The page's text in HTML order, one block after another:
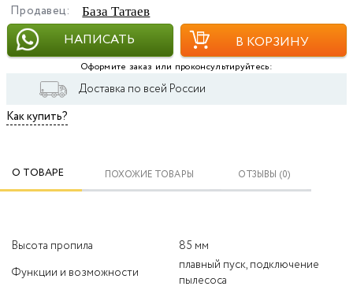
Продавец: База Татаев
НАПИСАТЬ В КОРЗИНУ
Оформите заказ или проконсультируйтесь:
Доставка по всей России
Как купить?
О ТОВАРЕ ПОХОЖИЕ ТОВАРЫ ОТЗЫВЫ (0)
Высота пропила
85 мм
Функции и возможности
плавный пуск, подключение
пылесоса